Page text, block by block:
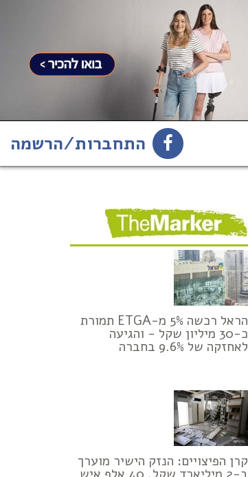
התחברות/הרשמה
1
הראל רכשה 5% מ-ETGA תמורת
כ-30 מיליון שקל - והגיעה
לאחזקה של 9.6% בחברה
קרן הפיצויים: הנזק הישיר מוערך